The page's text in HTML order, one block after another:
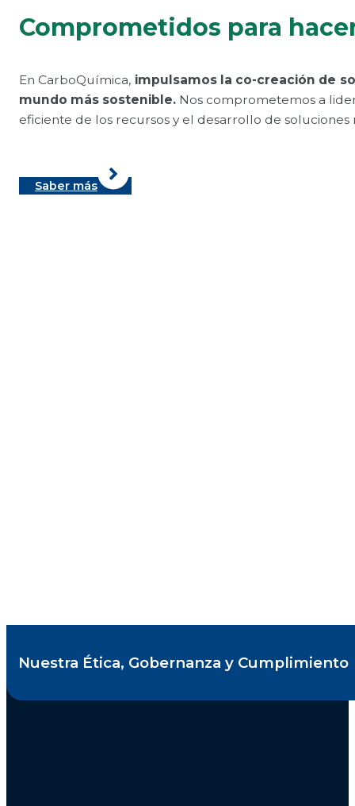
Comprometidos para
En CarboQuímica, impulsamos la co-creación de
mundo más sostenible. Nos comprometemos a
eficiente de los recursos y el desarrollo de soluciones
Saber más
Nuestra Ética, Gobernanza y Cumplimiento